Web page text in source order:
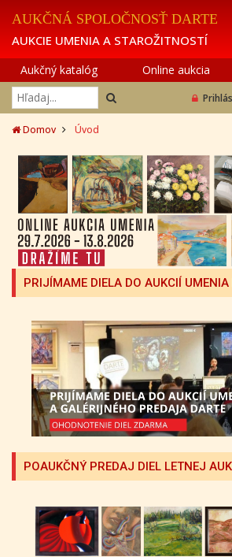
AUKČNÁ SPOLOČNOSŤ DARTE
AUKCIE UMENIA A STAROŽITNOSTÍ
Aukčný katalóg Online aukcia
Domov Úvod
PRIJÍMAME DIELA DO AUKCIÍ UMENIA
POAUKČNÝ PREDAJ DIEL LETNEJ